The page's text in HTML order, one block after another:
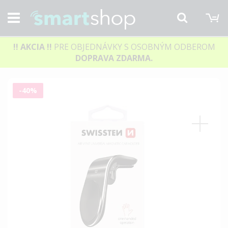
Hľadať
!! AKCIA !! PRE OBJEDNÁVKY S OSOBNÝM ODBEROM
DOPRAVA ZDARMA.
Preskočiť
-40%